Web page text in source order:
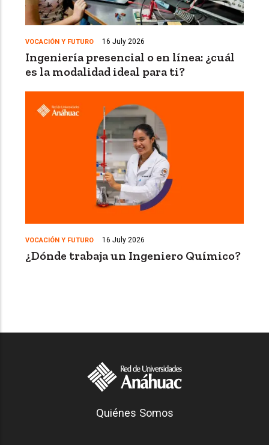
VOCACIÓN Y FUTURO 16 July 2026
Ingeniería presencial o en línea: ¿cuál
es la modalidad ideal para ti?
VOCACIÓN Y FUTURO 16 July 2026
¿Dónde trabaja un Ingeniero Químico?
Generación Anáhuac
Quiénes Somos